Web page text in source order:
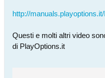
http://
Questi e molti altri video
di PlayOptions.it